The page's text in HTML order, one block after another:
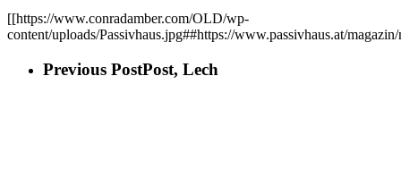
[[https://www.conradamber.com/OLD/wp-
content/uploads/Passivhaus.jpg##https://www.passivhaus.at/
Previous PostPost, Lech